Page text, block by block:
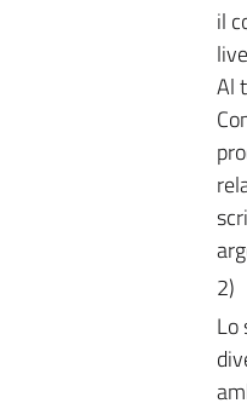
il
Al
2)
Lo